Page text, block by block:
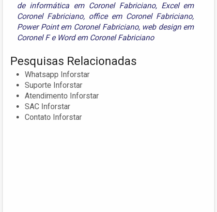
de informática em Coronel Fabriciano, Excel em
Coronel Fabriciano, office em Coronel Fabriciano,
Power Point em Coronel Fabriciano, web design em
Coronel Fe Word em Coronel Fabriciano
Pesquisas Relacionadas
Whatsapp Inforstar
Suporte Inforstar
Atendimento Inforstar
SAC Inforstar
Contato Inforstar